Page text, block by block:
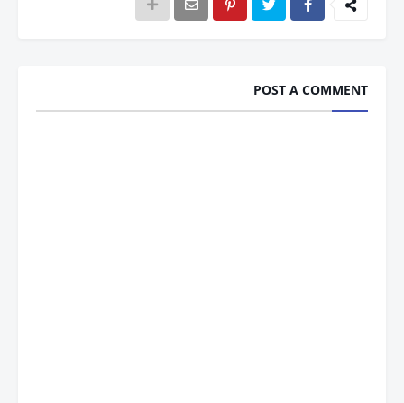
POST A COMMENT